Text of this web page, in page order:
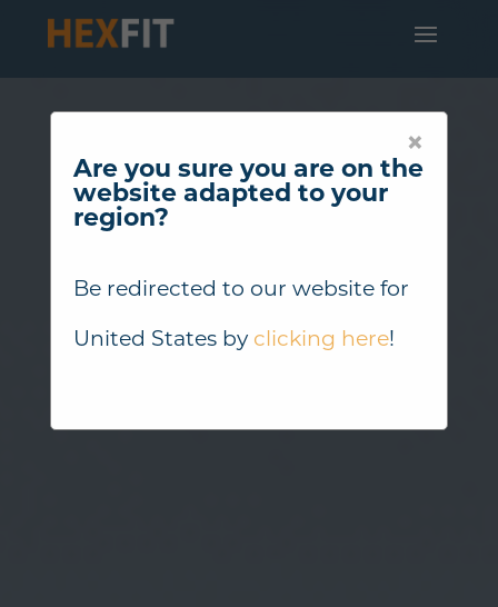
×
Are you sure you are on the
website adapted to your
region?
Be redirected to our website for
United Statesby clicking here!